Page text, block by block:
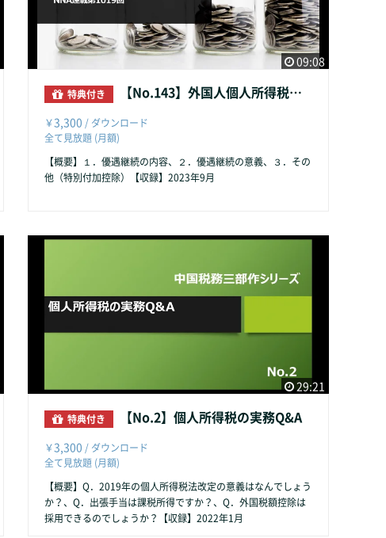
09:08
特典付き 【No.143】外国人個人所得税優遇延長
￥3,300 / ダウンロード
全て見放題 (月額)
【概要】１．優遇継続の内容、２．優遇継続の意義、３．その
他（特別付加控除）【収録】2023年9月
29:21
特典付き 【No.2】個人所得税の実務Q&A
￥3,300 / ダウンロード
全て見放題 (月額)
【概要】Q．2019年の個人所得税法改定の意義はなんでしょう
か？、Q．出張手当は課税所得ですか？、Q．外国税額控除は
採用できるのでしょうか？【収録】2022年1月